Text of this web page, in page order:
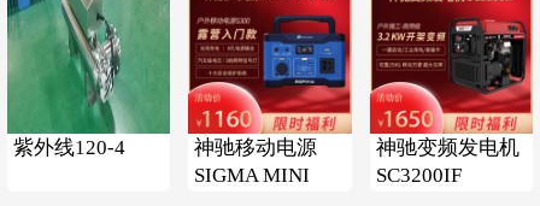
紫外线120-4
神驰移动电源
SIGMA MINI
神驰变频发电机
SC3200IF